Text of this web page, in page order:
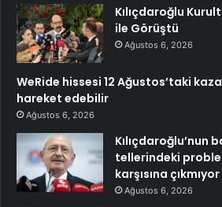
Kılıçdaroğlu
ile Görüştü
Ağustos 6, 2026
WeRide hissesi 12 Ağustos’taki
hareket edebilir
Ağustos 6, 2026
Kılıçdaroğlu’nun
tellerindeki
karşısına çıkmıyor
Ağustos 6, 2026